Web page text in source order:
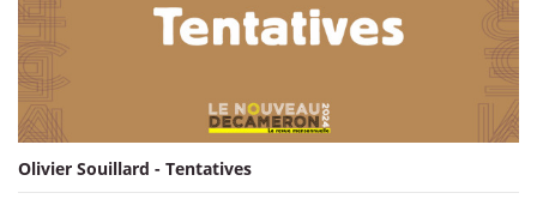
Olivier Souillard - Tentatives